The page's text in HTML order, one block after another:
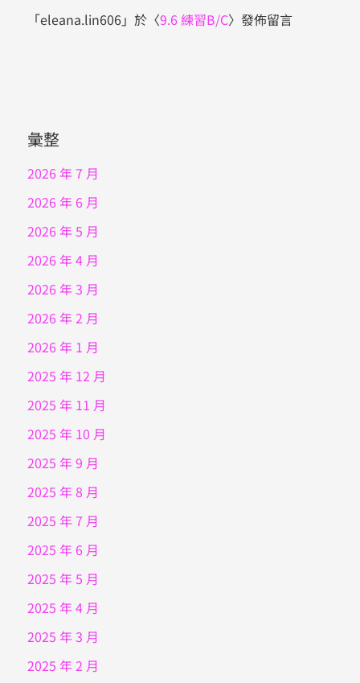
「eleana.lin606」於〈9.6 練習B/C〉發佈留言
彙整
2026 年 7 月
2026 年 6 月
2026 年 5 月
2026 年 4 月
2026 年 3 月
2026 年 2 月
2026 年 1 月
2025 年 12 月
2025 年 11 月
2025 年 10 月
2025 年 9 月
2025 年 8 月
2025 年 7 月
2025 年 6 月
2025 年 5 月
2025 年 4 月
2025 年 3 月
2025 年 2 月